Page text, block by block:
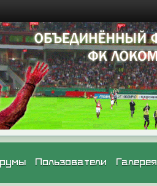
Галерея
Пользователи